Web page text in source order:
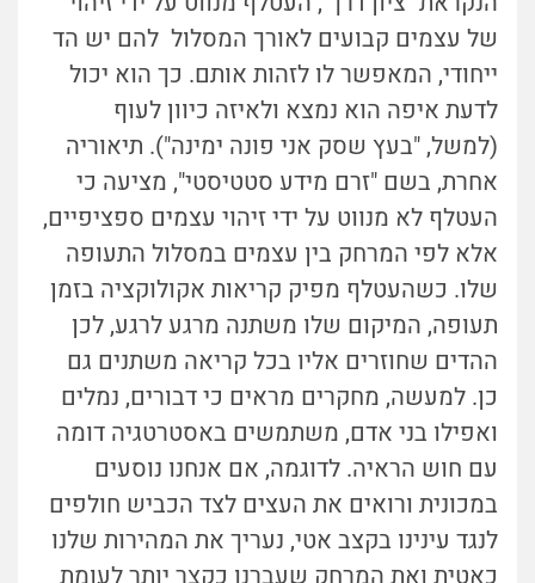
של עצמים קבועים לאורך המסלול להם יש הד
ייחודי, המאפשר לו לזהות אותם. כך הוא יכול
לדעת איפה הוא נמצא ולאיזה כיוון לעוף
(למשל, "בעץ שסק אני פונה ימינה"). תיאוריה
אחרת, בשם "זרם מידע סטטיסטי", מציעה כי
העטלף לא מנווט על ידי זיהוי עצמים ספציפיים,
אלא לפי המרחק בין עצמים במסלול התעופה
שלו. כשהעטלף מפיק קריאות אקולוקציה בזמן
תעופה, המיקום שלו משתנה מרגע לרגע, לכן
ההדים שחוזרים אליו בכל קריאה משתנים גם
כן. למעשה, מחקרים מראים כי דבורים, נמלים
ואפילו בני אדם, משתמשים באסטרטגיה דומה
עם חוש הראיה. לדוגמה, אם אנחנו נוסעים
במכונית ורואים את העצים לצד הכביש חולפים
לנגד עינינו בקצב אטי, נעריך את המהירות שלנו